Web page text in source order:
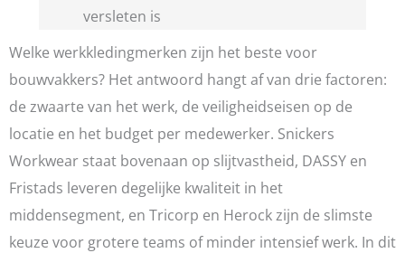
versleten is
Welke werkkledingmerken zijn het beste voor
bouwvakkers? Het antwoord hangt af van drie factoren:
de zwaarte van het werk, de veiligheidseisen op de
locatie en het budget per medewerker. Snickers
Workwear staat bovenaan op slijtvastheid, DASSY en
Fristads leveren degelijke kwaliteit in het
middensegment, en Tricorp en Herock zijn de slimste
keuze voor grotere teams of minder intensief werk. In dit